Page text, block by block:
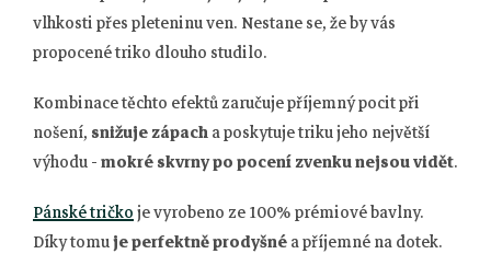
vlhkosti přes pleteninu ven. Nestane se, že by vás
propocené triko dlouho studilo.
Kombinace těchto efektů zaručuje příjemný pocit při
nošení, snižuje zápacha poskytuje triku jeho největší
výhodu -mokré skvrny po pocení zvenku nejsou vidět.
Pánské tričkoje vyrobeno ze 100% prémiové bavlny.
Díky tomuje perfektně prodyšnéa příjemné na dotek.